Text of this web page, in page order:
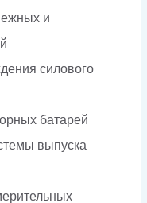
и
силового
батарей
выпуска